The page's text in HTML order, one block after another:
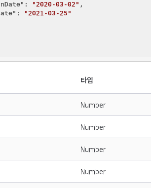
: "2020-03-02" ,
:
"2021-03-25"
타입
Number
Number
Number
Number